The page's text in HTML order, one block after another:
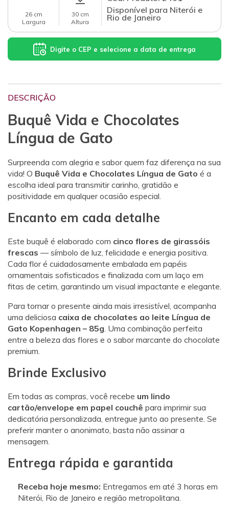
26 cm
Largura
30 cm
Altura
Disponível para Niterói e
Rio de Janeiro
Digite o CEP e selecione a data de entrega
DESCRIÇÃO
Buquê Vida e Chocolates
Língua de Gato
Surpreenda com alegria e sabor quem faz diferença na sua
vida! O Buquê Vida e Chocolates Língua de Gato é a
escolha ideal para transmitir carinho, gratidão e
positividade em qualquer ocasião especial.
Encanto em cada detalhe
Este buquê é elaborado com cinco flores de girassóis
frescas — símbolo de luz, felicidade e energia positiva.
Cada flor é cuidadosamente embalada em papéis
ornamentais sofisticados e finalizada com um laço em
fitas de cetim, garantindo um visual impactante e elegante.
Para tornar o presente ainda mais irresistível, acompanha
uma deliciosa caixa de chocolates ao leite Língua de
Gato Kopenhagen – 85g . Uma combinação perfeita
entre a beleza das flores e o sabor marcante do chocolate
premium.
Brinde Exclusivo
Em todas as compras, você recebe um lindo
cartão/envelope em papel couchê para imprimir sua
dedicatória personalizada, entregue junto ao presente. Se
preferir manter o anonimato, basta não assinar a
mensagem.
Entrega rápida e garantida
Receba hoje mesmo: Entregamos em até 3 horas em
Niterói, Rio de Janeiro e região metropolitana.